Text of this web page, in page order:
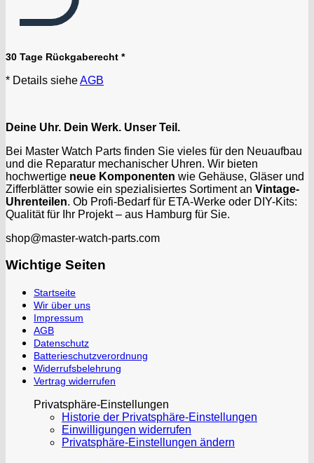
30 Tage Rückgaberecht *
* Details sieheAGB
Deine Uhr. Dein Werk. Unser Teil.
Bei Master Watch Parts finden Sie vieles für den Neuaufbau
und die Reparatur mechanischer Uhren. Wir bieten
hochwertige neue Komponenten wie Gehäuse, Gläser und
Zifferblätter sowie ein spezialisiertes Sortiment an Vintage-
Uhrenteilen. Ob Profi-Bedarf für ETA-Werke oder DIY-Kits:
Qualität für Ihr Projekt – aus Hamburg für Sie.
shop@master-watch-parts.com
Wichtige Seiten
Startseite
Wir über uns
Impressum
AGB
Datenschutz
Batterieschutzverordnung
Widerrufsbelehrung
Vertrag widerrufen
Privatsphäre-Einstellungen
Historie der Privatsphäre-Einstellungen
Einwilligungen widerrufen
Privatsphäre-Einstellungen ändern